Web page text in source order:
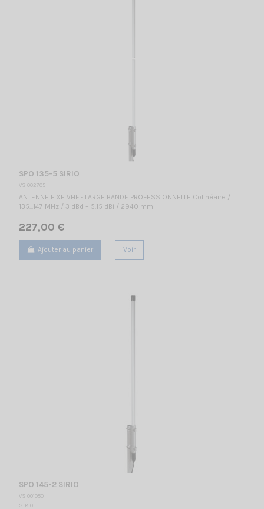
SPO 135-5 SIRIO
VS 002705
ANTENNE FIXE VHF - LARGE BANDE PROFESSIONNELLE Colinéaire /
135...147 MHz / 3 dBd – 5.15 dBi / 2940 mm
227,00 €
Ajouter au panier Voir
SPO 145-2 SIRIO
VS 001050
SIRIO